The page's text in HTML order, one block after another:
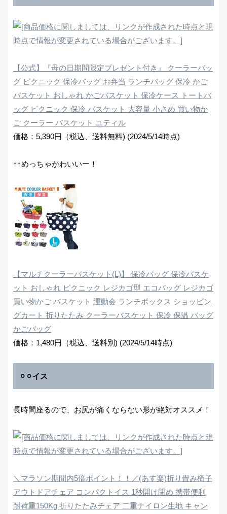
【公式】『母の日期間限定プレゼント付き』 クーラーバッ
グ ピクニック 保冷バッグ お弁当 ランチバッグ 保冷 かご
バスケット おしゃれ かごバスケット 保冷ケース トートバ
ッグ ピクニック 保冷 バスケット 大容量 小さめ 買い物か
ご クーラー バスケット ユティル
価格：5,390円（税込、送料無料) (2024/5/14時点)
↑↑めっちゃかわいいー！
【マルチクーラーバスケット(L)】 保冷バッグ 保冷バスケ
ット おしゃれ ピクニック レジカゴ型 エコバッグ レジカゴ
買い物かご バスケット 運動会 ランチボックス ショッピン
グカート 折りたたみ クーラーバスケット 保冷 保温 バッグ
かごバッグ
価格：1,480円（税込、送料別) (2024/5/14時点)
⚪︎⚪︎イス
長時間座るので、お尻が痛くならない形が絶対オススメ！
＼マラソン期間内5倍ポイント！！／(あす楽)折り畳み椅子
アウトドアチェア コンパクトイス 1秒開け閉め 携帯便利
耐荷重150Kg 折りたたみチェア 二重ナイロン生地 キャン